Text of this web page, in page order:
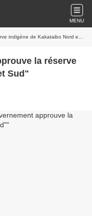
MENU
de Kakataibo Nord et Sud"
la réserve
Sud"